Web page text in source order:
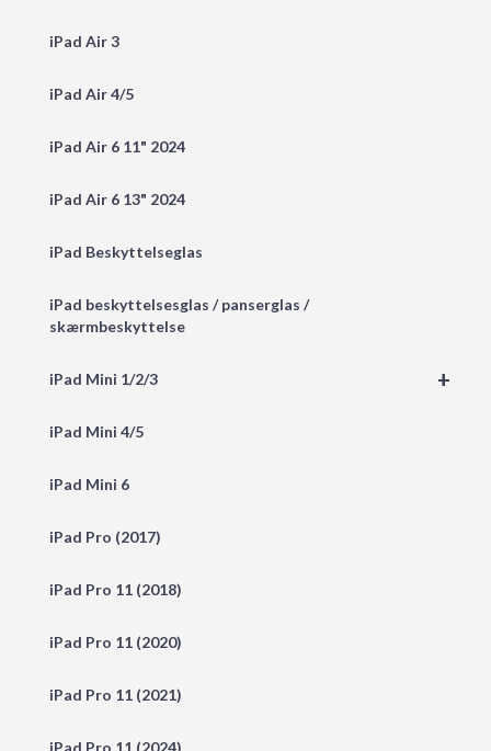
iPad Air 3
iPad Air 4/5
iPad Air 6 11" 2024
iPad Air 6 13" 2024
iPad Beskyttelseglas
iPad beskyttelsesglas / panserglas /
skærmbeskyttelse
+
iPad Mini 1/2/3
iPad Mini 4/5
iPad Mini 6
iPad Pro (2017)
iPad Pro 11 (2018)
iPad Pro 11 (2020)
iPad Pro 11 (2021)